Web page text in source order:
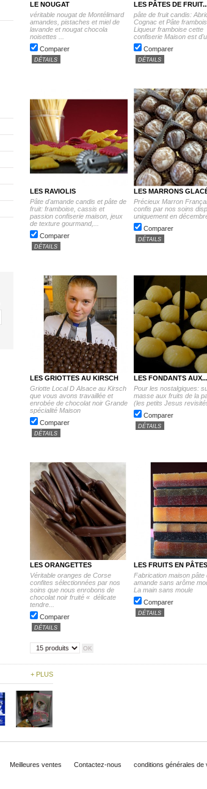
LE NOUGAT
véritable nougat de Montélimard
amandes, pistaches et miel de
lavande et nougat chocola
noisettes ...
Comparer
DÉTAILS
LES PÂTES DE
pâte de fruit candis:
Cognac et Pâte
Liqueur framboise cette
confiserie Maison est
Comparer
DÉTAILS
LES RAVIOLIS
Pâte d'amande candis et pâte de
fruit: framboise, cassis et
passion confiserie maison, jeux
de texture gourmand,...
Comparer
DÉTAILS
LES MARRONS
Précieux Marron
confis par nos soins
uniquement en
Comparer
DÉTAILS
LES GRIOTTES AU KIRSCH
Griotte Local D Alsace au Kirsch
que vous avons travaillée et
enrobée de chocolat noir Grande
spécialité Maison
Comparer
DÉTAILS
LES FONDANTS AUX...
Pour les nostalgiques:
masse aux fruits de la
(les petits Jesus
Comparer
DÉTAILS
LES ORANGETTES
Véritable oranges de Corse
confites sélectionnées par nos
soins que nous enrobons de
chocolat noir fruité « délicate
tendre...
Comparer
DÉTAILS
LES FRUITS EN
Fabrication maison pâte
amande sans arôme
La main sans moule
Comparer
DÉTAILS
+ PLUS
Meilleures ventes Contactez-nous conditions générales de